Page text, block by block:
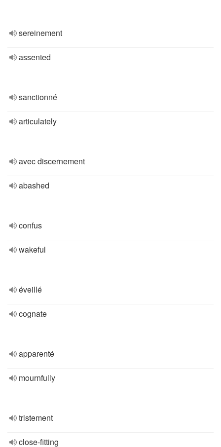
sereinement
assented
sanctionné
articulately
avec discernement
abashed
confus
wakeful
éveillé
cognate
apparenté
mournfully
tristement
close-fitting